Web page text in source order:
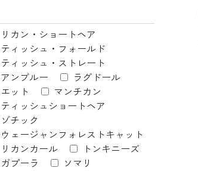
カン・ショートヘア
ィッシュ・フォールド
ィッシュ・ストレート
ンブルー
ラグドール
ット
マンチカン
ィッシュショートヘア
チック
ェージャンフォレストキャット
カンカール
トンキニーズ
プーラ
ソマリ